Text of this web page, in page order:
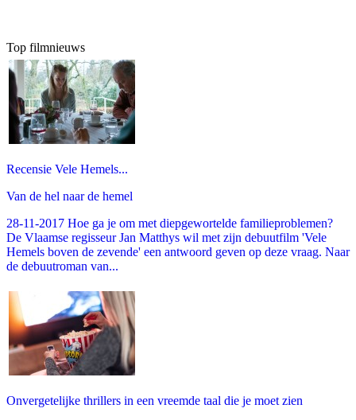
Top filmnieuws
Recensie Vele Hemels...
Van de hel naar de hemel
28-11-2017 Hoe ga je om met diepgewortelde familieproblemen?
De Vlaamse regisseur Jan Matthys wil met zijn debuutfilm 'Vele
Hemels boven de zevende' een antwoord geven op deze vraag. Naar
de debuutroman van...
Onvergetelijke thrillers in een vreemde taal die je moet zien